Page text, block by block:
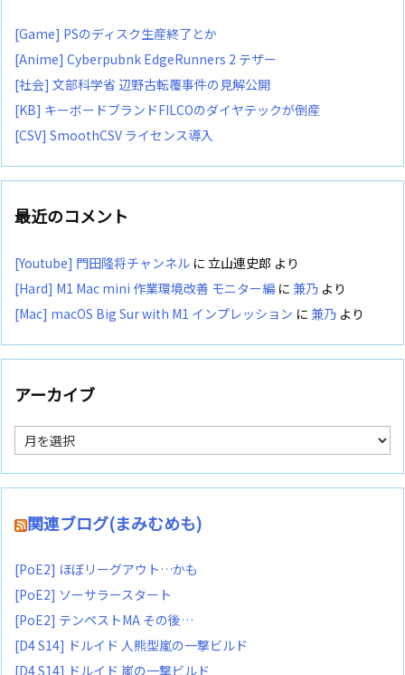
[Game] PSのディスク生産終了とか
[Anime] Cyberpubnk EdgeRunners 2 テザー
[社会] 文部科学省 辺野古転覆事件の見解公開
[KB] キーボードブランドFILCOのダイヤテックが倒産
[CSV] SmoothCSV ライセンス導入
最近のコメント
[Youtube] 門田隆将チャンネル に 立山連史郎 より
[Hard] M1 Mac mini 作業環境改善 モニター編 に 兼乃 より
[Mac] macOS Big Sur with M1 インプレッション に 兼乃 より
アーカイブ
ア
ー
カ
イ
関連ブログ(まみむめも)
[PoE2] ほぼリーグアウト…かも
[PoE2] ソーサラースタート
[PoE2] テンペストMA その後…
[D4 S14] ドルイド 人熊型嵐の一撃ビルド
[D4 S14] ドルイド 嵐の一撃ビルド